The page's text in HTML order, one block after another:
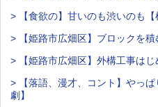
> 【食欲の】甘いのも渋いのも【
> 【姫路市広畑区】ブロックを
> 【姫路市広畑区】外構工事は
> 【落語、漫才、コント】やっ
劇】